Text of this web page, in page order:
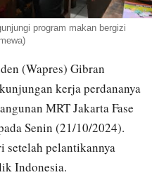
program makan bergizi
(Wapres) Gibran
kerja perdananya
MRT Jakarta Fase
Senin (21/10/2024).
pelantikannya
Indonesia.